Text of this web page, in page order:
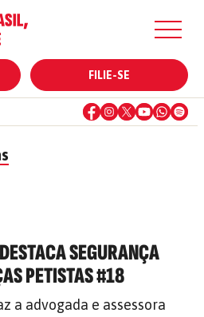
FILIE-SE
SEGURANÇA
PETISTAS #18
a advogada e assessora